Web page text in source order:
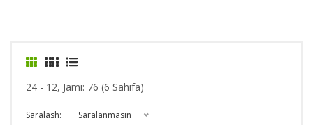
24 - 12, Jami: 76 (6 Sahifa)
Saralash: Saralanmasin